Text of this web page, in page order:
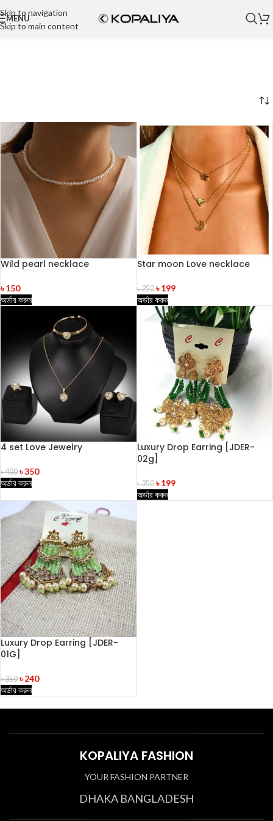
Skip to navigation
Skip to main content
MENU
Wild pearl necklace
৳150
অর্ডার করুন
Star moon Love necklace
৳250 ৳199
অর্ডার করুন
4 set Love Jewelry
৳400 ৳350
অর্ডার করুন
Luxury Drop Earring [JDER-
02g]
৳350 ৳199
অর্ডার করুন
Luxury Drop Earring [JDER-
01G]
৳350 ৳240
অর্ডার করুন
KOPALIYA FASHION
YOUR FASHION PARTNER
DHAKA BANGLADESH